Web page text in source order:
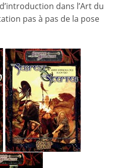
dans l’Art du
pas à pas de la pose